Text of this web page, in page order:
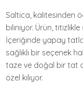
Saltica, kalitesinden
biliniyor. Ürün,
İçeriğinde yapay
sağlıklı bir seçenek
taze ve doğal bir tat
özel kılıyor.